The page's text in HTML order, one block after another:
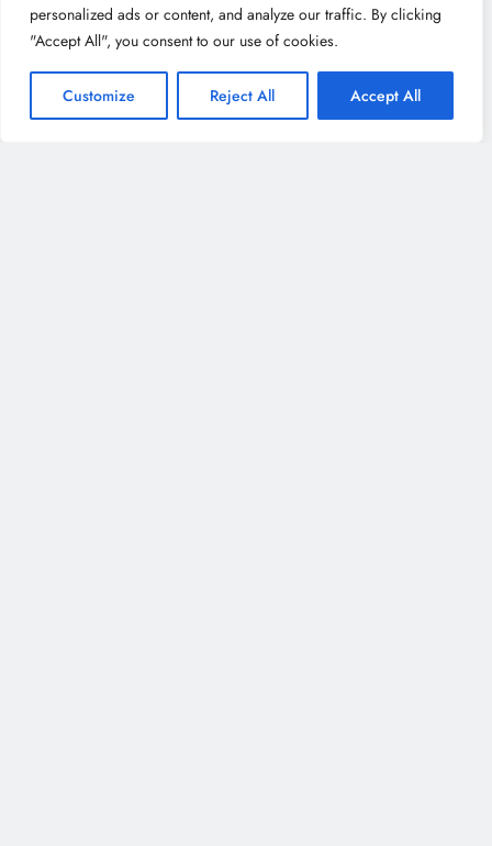
personalized ads or content, and analyze our traffic. By clicking
"Accept All", you consent to our use of cookies.
Customize Reject All Accept All